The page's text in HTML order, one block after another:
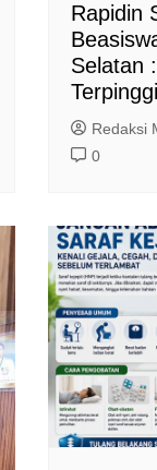
Rapidin
Selatan
Redaksi
0